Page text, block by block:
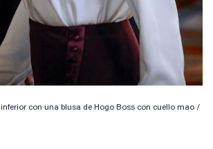
con una blusa de Hogo Boss con cuello mao /